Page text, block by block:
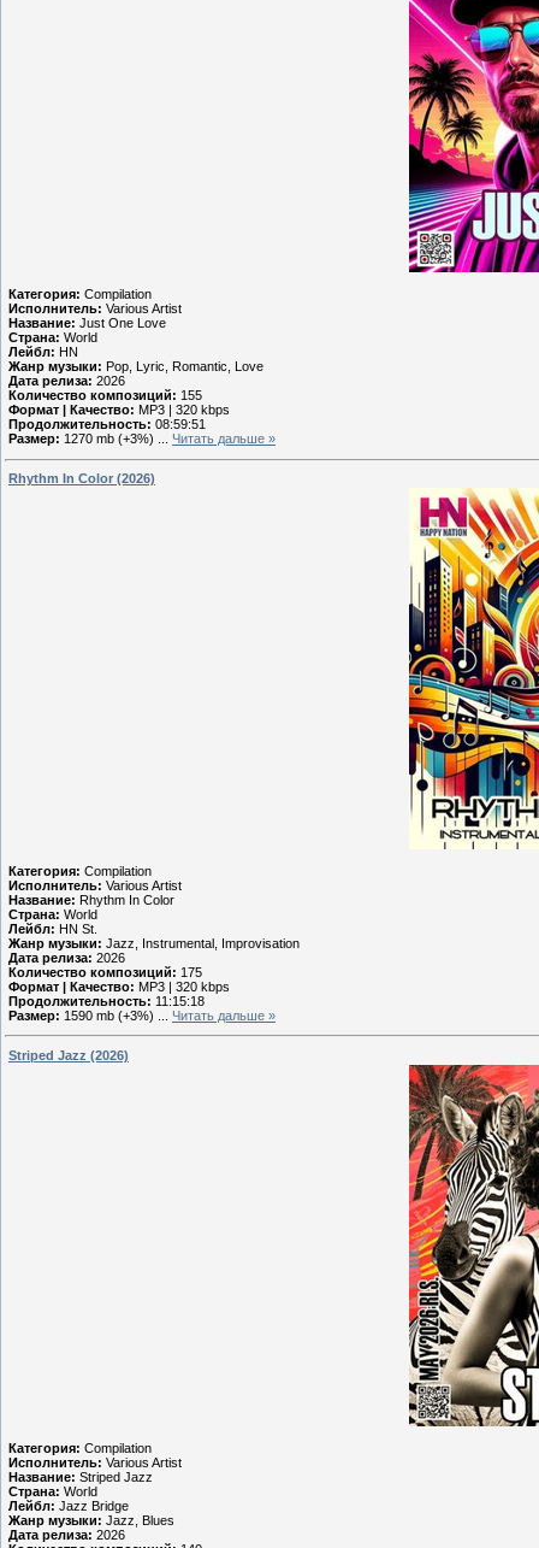
Категория: Compilation
Исполнитель: Various Artist
Название: Just One Love
Страна: World
Лейбл: HN
Жанр музыки: Pop, Lyric, Romantic, Love
Дата релиза: 2026
Количество композиций: 155
Формат | Качество: MP3 | 320 kbps
Продолжительность: 08:59:51
Размер: 1270 mb (+3%) Читать дальше »
Rhythm In Color (2026)
Категория: Compilation
Исполнитель: Various Artist
Название: Rhythm In Color
Страна: World
Лейбл: HN St.
Жанр музыки: Jazz, Instrumental, Improvisation
Дата релиза: 2026
Количество композиций: 175
Формат | Качество: MP3 | 320 kbps
Продолжительность: 11:15:18
Размер: 1590 mb (+3%) Читать дальше »
Striped Jazz (2026)
Категория: Compilation
Исполнитель: Various Artist
Название: Striped Jazz
Страна: World
Лейбл: Jazz Bridge
Жанр музыки: Jazz, Blues
Дата релиза: 2026